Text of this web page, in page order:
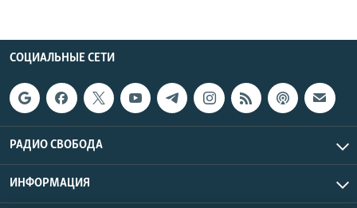
СОЦИАЛЬНЫЕ СЕТИ
РАДИО СВОБОДА
ИНФОРМАЦИЯ